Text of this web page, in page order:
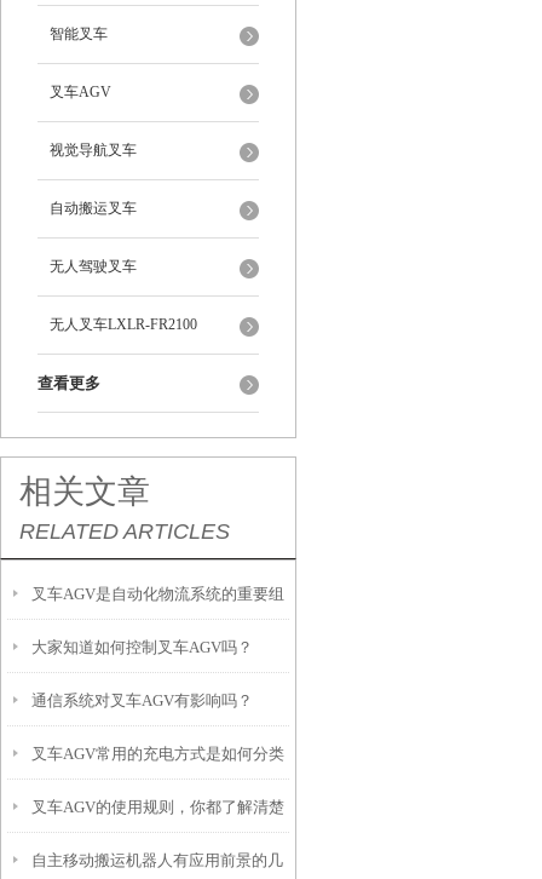
智能叉车
叉车AGV
视觉导航叉车
自动搬运叉车
无人驾驶叉车
无人叉车LXLR-FR2100
查看更多
相关文章
RELATED ARTICLES
叉车AGV是自动化物流系统的重要组
成部分
大家知道如何控制叉车AGV吗？
通信系统对叉车AGV有影响吗？
叉车AGV常用的充电方式是如何分类
的？
叉车AGV的使用规则，你都了解清楚
了吗？
自主移动搬运机器人有应用前景的几